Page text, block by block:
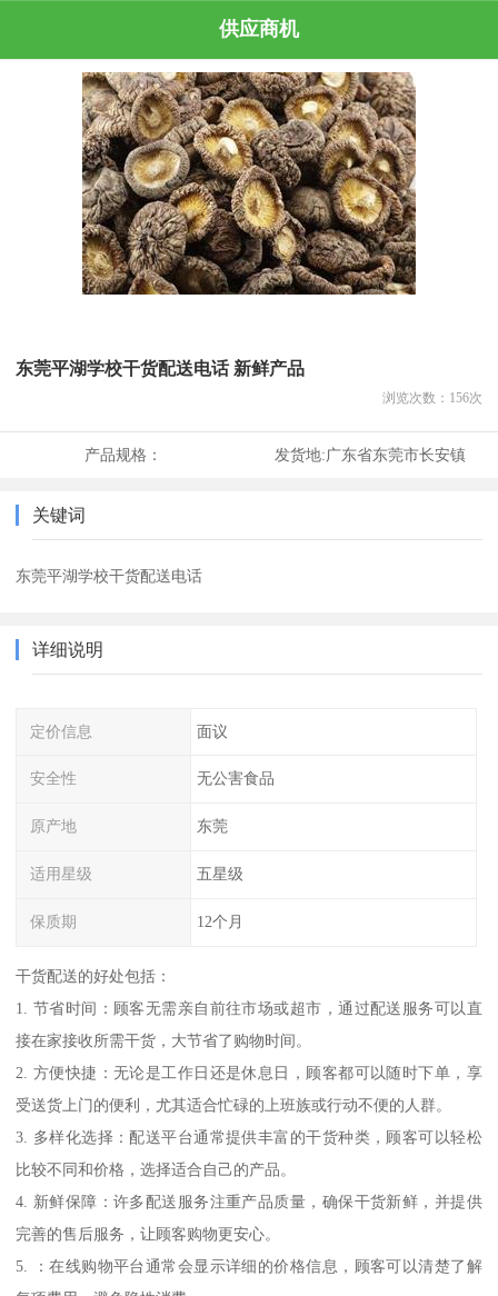
供应商机
东莞平湖学校干货配送电话 新鲜产品
浏览次数： 156次
产品规格： 发货地:广东省东莞市长安镇
关键词
东莞平湖学校干货配送电话
详细说明
定价信息 面议
安全性 无公害食品
原产地 东莞
适用星级 五星级
保质期 12个月
干货配送的好处包括：
1. 节省时间：顾客无需亲自前往市场或超市，通过配送服务可以直
接在家接收所需干货，大节省了购物时间。
2. 方便快捷：无论是工作日还是休息日，顾客都可以随时下单，享
受送货上门的便利，尤其适合忙碌的上班族或行动不便的人群。
3. 多样化选择：配送平台通常提供丰富的干货种类，顾客可以轻松
比较不同和价格，选择适合自己的产品。
4. 新鲜保障：许多配送服务注重产品质量，确保干货新鲜，并提供
完善的售后服务，让顾客购物更安心。
5. ：在线购物平台通常会显示详细的价格信息，顾客可以清楚了解